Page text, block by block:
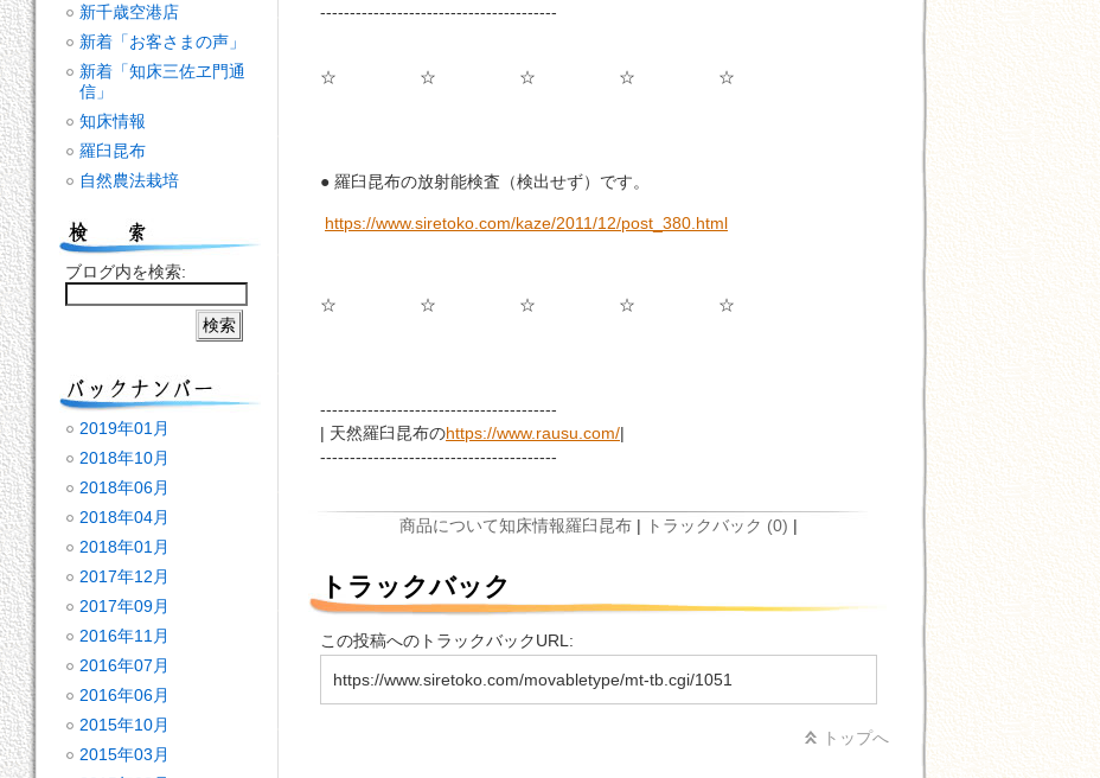
----------------------------------------
☆ ☆ ☆ ☆ ☆
● 羅臼昆布の放射能検査（検出せず）です。
https://www.siretoko.com/kaze/2011/12/post_380.html
☆ ☆ ☆ ☆ ☆
----------------------------------------
| 天然羅臼昆布のhttps://www.rausu.com/|
----------------------------------------
商品について知床情報羅臼昆布 | トラックバック (0) |
トラックバック
この投稿へのトラックバックURL:
https://www.siretoko.com/movabletype/mt-tb.cgi/1051
トップへ
新千歳空港店
新着「お客さまの声」
新着「知床三佐ヱ門通
信」
知床情報
羅臼昆布
自然農法栽培
ブログ内を検索:
2019年01月
2018年10月
2018年06月
2018年04月
2018年01月
2017年12月
2017年09月
2016年11月
2016年07月
2016年06月
2015年10月
2015年03月